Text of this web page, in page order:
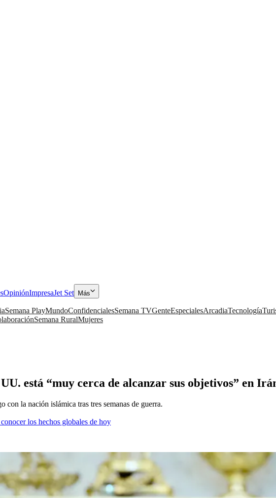
OpiniónImpresaJet Set Más
Semana PlayMundoConfidencialesSemana TVGenteEspecialesArcadiaTecnología
Semana RuralMujeres
está “muy cerca de alcanzar sus objetivos” en
con la nación islámica tras tres semanas de guerra.
los hechos globales de hoy